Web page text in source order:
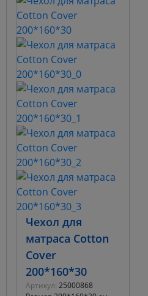
Чехол для
матраса Cotton
Cover
200*160*30
Артикул: 25000868